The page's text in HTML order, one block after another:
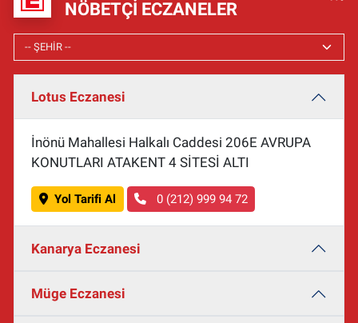
NÖBETÇI ECZANELER
Lotus Eczanesi
İnönü Mahallesi Halkalı Caddesi 206E AVRUPA
KONUTLARI ATAKENT 4 SİTESİ ALTI
Yol Tarifi Al 0 (212) 999 94 72
Kanarya Eczanesi
Müge Eczanesi